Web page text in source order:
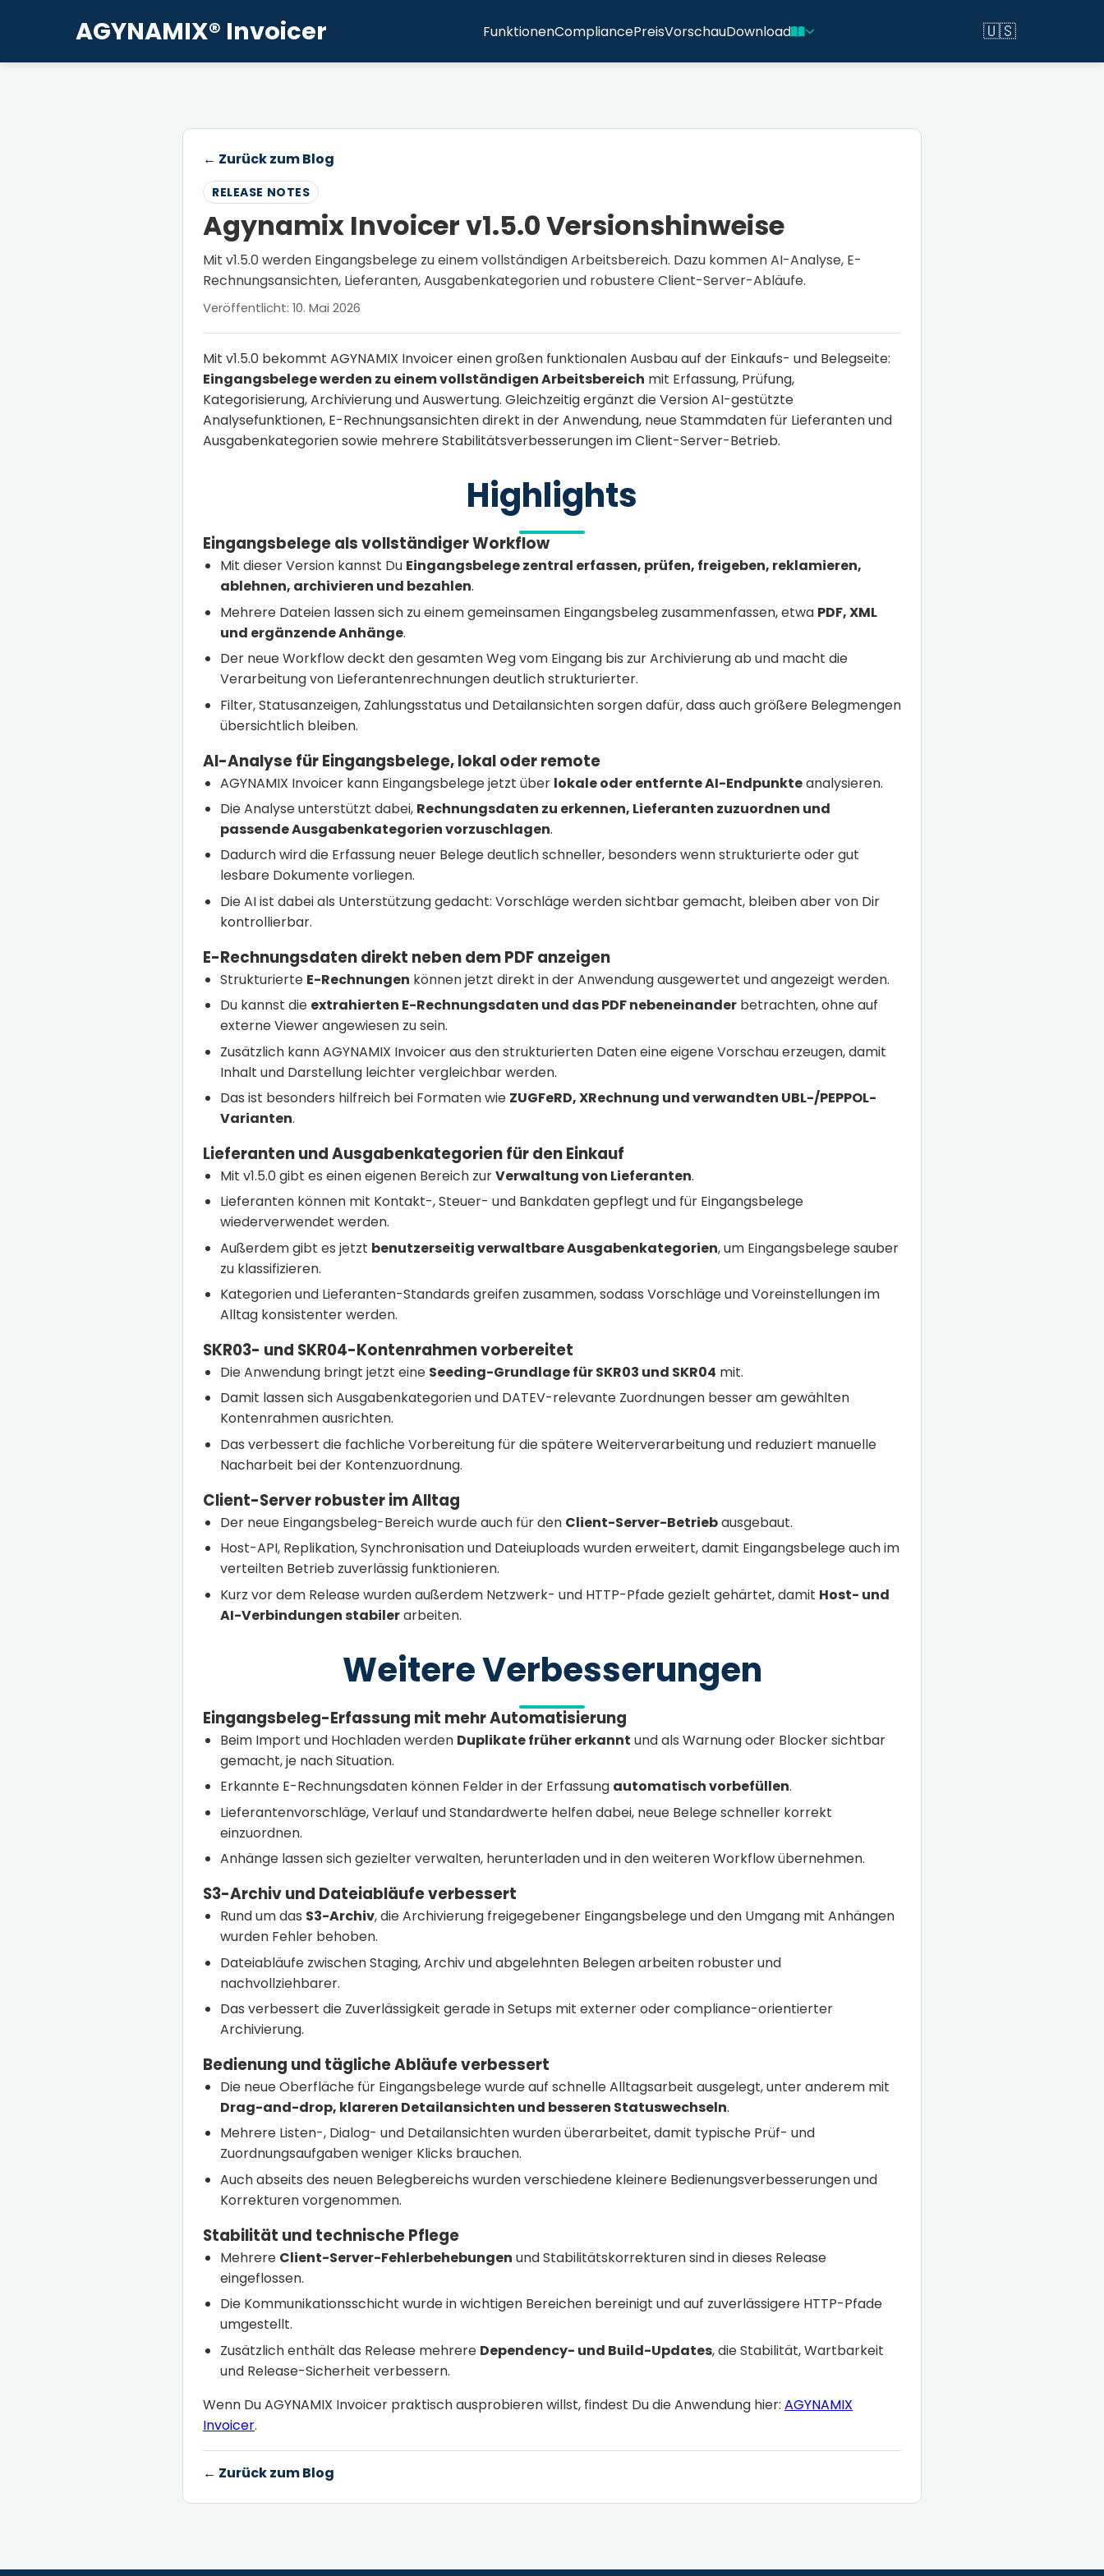
AGYNAMIX® Invoicer FunktionenCompliancePreisVorschauDownload 🇺🇸
Switch to English
← Zurück zum Blog
RELEASE NOTES
Agynamix Invoicer v1.5.0 Versionshinweise
Mit v1.5.0 werden Eingangsbelege zu einem vollständigen Arbeitsbereich. Dazu kommen AI-Analyse, E-
Rechnungsansichten, Lieferanten, Ausgabenkategorien und robustere Client-Server-Abläufe.
Veröffentlicht: 10. Mai 2026
Mit v1.5.0 bekommt AGYNAMIX Invoicer einen großen funktionalen Ausbau auf der Einkaufs- und Belegseite:
Eingangsbelege werden zu einem vollständigen Arbeitsbereich mit Erfassung, Prüfung,
Kategorisierung, Archivierung und Auswertung. Gleichzeitig ergänzt die Version AI-gestützte
Analysefunktionen, E-Rechnungsansichten direkt in der Anwendung, neue Stammdaten für Lieferanten und
Ausgabenkategorien sowie mehrere Stabilitätsverbesserungen im Client-Server-Betrieb.
Highlights
Eingangsbelege als vollständiger Workflow
Mit dieser Version kannst Du Eingangsbelege zentral erfassen, prüfen, freigeben, reklamieren,
ablehnen, archivieren und bezahlen.
Mehrere Dateien lassen sich zu einem gemeinsamen Eingangsbeleg zusammenfassen, etwa PDF, XML
und ergänzende Anhänge.
Der neue Workflow deckt den gesamten Weg vom Eingang bis zur Archivierung ab und macht die
Verarbeitung von Lieferantenrechnungen deutlich strukturierter.
Filter, Statusanzeigen, Zahlungsstatus und Detailansichten sorgen dafür, dass auch größere Belegmengen
übersichtlich bleiben.
AI-Analyse für Eingangsbelege, lokal oder remote
AGYNAMIX Invoicer kann Eingangsbelege jetzt über lokale oder entfernte AI-Endpunkteanalysieren.
Die Analyse unterstützt dabei, Rechnungsdaten zu erkennen, Lieferanten zuzuordnen und
passende Ausgabenkategorien vorzuschlagen.
Dadurch wird die Erfassung neuer Belege deutlich schneller, besonders wenn strukturierte oder gut
lesbare Dokumente vorliegen.
Die AI ist dabei als Unterstützung gedacht: Vorschläge werden sichtbar gemacht, bleiben aber von Dir
kontrollierbar.
E-Rechnungsdaten direkt neben dem PDF anzeigen
Strukturierte E-Rechnungen können jetzt direkt in der Anwendung ausgewertet und angezeigt werden.
Du kannst die extrahierten E-Rechnungsdaten und das PDF nebeneinanderbetrachten, ohne auf
externe Viewer angewiesen zu sein.
Zusätzlich kann AGYNAMIX Invoicer aus den strukturierten Daten eine eigene Vorschau erzeugen, damit
Inhalt und Darstellung leichter vergleichbar werden.
Das ist besonders hilfreich bei Formaten wie ZUGFeRD, XRechnung und verwandten UBL-/PEPPOL-
Varianten.
Lieferanten und Ausgabenkategorien für den Einkauf
Mit v1.5.0 gibt es einen eigenen Bereich zurVerwaltung von Lieferanten.
Lieferanten können mit Kontakt-, Steuer- und Bankdaten gepflegt und für Eingangsbelege
wiederverwendet werden.
Außerdem gibt es jetzt benutzerseitig verwaltbare Ausgabenkategorien, um Eingangsbelege sauber
zu klassifizieren.
Kategorien und Lieferanten-Standards greifen zusammen, sodass Vorschläge und Voreinstellungen im
Alltag konsistenter werden.
SKR03- und SKR04-Kontenrahmen vorbereitet
Die Anwendung bringt jetzt eine Seeding-Grundlage für SKR03 und SKR04 mit.
Damit lassen sich Ausgabenkategorien und DATEV-relevante Zuordnungen besser am gewählten
Kontenrahmen ausrichten.
Das verbessert die fachliche Vorbereitung für die spätere Weiterverarbeitung und reduziert manuelle
Nacharbeit bei der Kontenzuordnung.
Client-Server robuster im Alltag
Der neue Eingangsbeleg-Bereich wurde auch für den Client-Server-Betriebausgebaut.
Host-API, Replikation, Synchronisation und Dateiuploads wurden erweitert, damit Eingangsbelege auch im
verteilten Betrieb zuverlässig funktionieren.
Kurz vor dem Release wurden außerdem Netzwerk- und HTTP-Pfade gezielt gehärtet, damit Host- und
AI-Verbindungen stabilerarbeiten.
Weitere Verbesserungen
Eingangsbeleg-Erfassung mit mehr Automatisierung
Beim Import und Hochladen werden Duplikate früher erkannt und als Warnung oder Blocker sichtbar
gemacht, je nach Situation.
Erkannte E-Rechnungsdaten können Felder in der Erfassung automatisch vorbefüllen.
Lieferantenvorschläge, Verlauf und Standardwerte helfen dabei, neue Belege schneller korrekt
einzuordnen.
Anhänge lassen sich gezielter verwalten, herunterladen und in den weiteren Workflow übernehmen.
S3-Archiv und Dateiabläufe verbessert
Rund um das S3-Archiv, die Archivierung freigegebener Eingangsbelege und den Umgang mit Anhängen
wurden Fehler behoben.
Dateiabläufe zwischen Staging, Archiv und abgelehnten Belegen arbeiten robuster und
nachvollziehbarer.
Das verbessert die Zuverlässigkeit gerade in Setups mit externer oder compliance-orientierter
Archivierung.
Bedienung und tägliche Abläufe verbessert
Die neue Oberfläche für Eingangsbelege wurde auf schnelle Alltagsarbeit ausgelegt, unter anderem mit
Drag-and-drop, klareren Detailansichten und besseren Statuswechseln.
Mehrere Listen-, Dialog- und Detailansichten wurden überarbeitet, damit typische Prüf- und
Zuordnungsaufgaben weniger Klicks brauchen.
Auch abseits des neuen Belegbereichs wurden verschiedene kleinere Bedienungsverbesserungen und
Korrekturen vorgenommen.
Stabilität und technische Pflege
Mehrere Client-Server-Fehlerbehebungen und Stabilitätskorrekturen sind in dieses Release
eingeflossen.
Die Kommunikationsschicht wurde in wichtigen Bereichen bereinigt und auf zuverlässigere HTTP-Pfade
umgestellt.
Zusätzlich enthält das Release mehrere Dependency- und Build-Updates, die Stabilität, Wartbarkeit
und Release-Sicherheit verbessern.
Wenn Du AGYNAMIX Invoicer praktisch ausprobieren willst, findest Du die Anwendung hier: AGYNAMIX
Invoicer.
← Zurück zum Blog